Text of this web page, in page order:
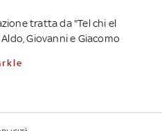
tratta da "Tel chi el
Giovanni e Giacomo